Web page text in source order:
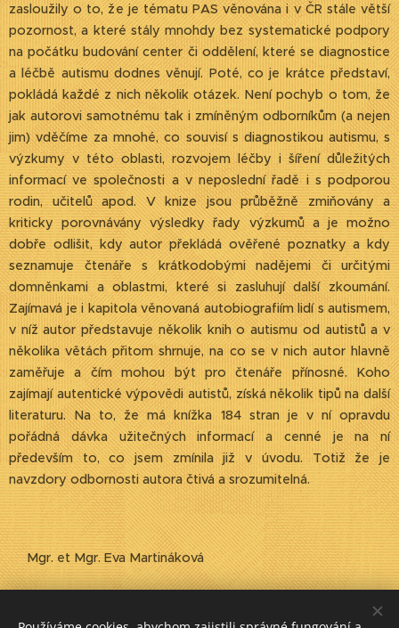
zasloužily o to, že je tématu PAS věnována i v ČR stále větší
pozornost, a které stály mnohdy bez systematické podpory
na počátku budování center či oddělení, které se diagnostice
a léčbě autismu dodnes věnují. Poté, co je krátce představí,
pokládá každé z nich několik otázek. Není pochyb o tom, že
jak autorovi samotnému tak i zmíněným odborníkům (a nejen
jim) vděčíme za mnohé, co souvisí s diagnostikou autismu, s
výzkumy v této oblasti, rozvojem léčby i šíření důležitých
informací ve společnosti a v neposlední řadě i s podporou
rodin, učitelů apod. V knize jsou průběžně zmiňovány a
kriticky porovnávány výsledky řady výzkumů a je možno
dobře odlišit, kdy autor překládá ověřené poznatky a kdy
seznamuje čtenáře s krátkodobými nadějemi či určitými
domněnkami a oblastmi, které si zasluhují další zkoumání.
Zajímavá je i kapitola věnovaná autobiografiím lidí s autismem,
v níž autor představuje několik knih o autismu od autistů a v
několika větách přitom shrnuje, na co se v nich autor hlavně
zaměřuje a čím mohou být pro čtenáře přínosné. Koho
zajímají autentické výpovědi autistů, získá několik tipů na další
literaturu. Na to, že má knížka 184 stran je v ní opravdu
pořádná dávka užitečných informací a cenné je na ní
především to, co jsem zmínila již v úvodu. Totiž že je
navzdory odbornosti autora čtivá a srozumitelná.
Mgr. et Mgr. Eva Martináková
Share